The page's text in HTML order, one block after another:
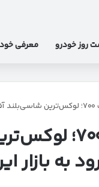
روز خودرو معرفی
انتشار کاتالوگ
به بازار